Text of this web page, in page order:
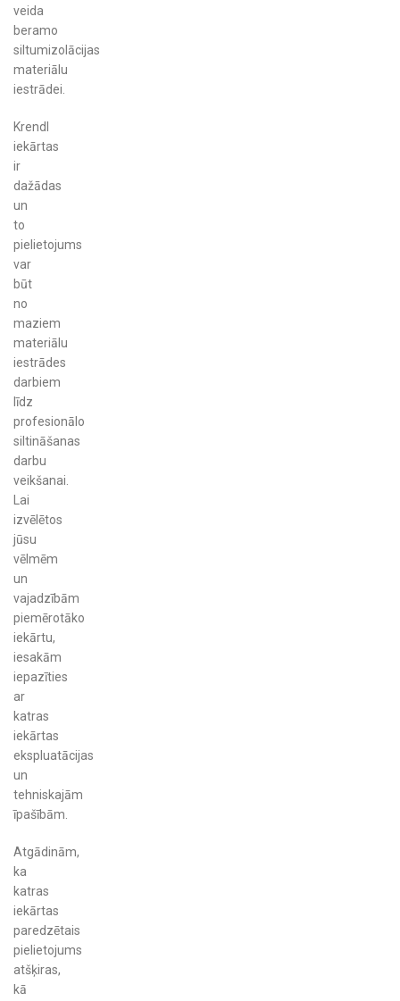
veida
beramo
siltumizolācijas
materiālu
iestrādei.
Krendl
iekārtas
ir
dažādas
un
to
pielietojums
var
būt
no
maziem
materiālu
iestrādes
darbiem
līdz
profesionālo
siltināšanas
darbu
veikšanai.
Lai
izvēlētos
jūsu
vēlmēm
un
vajadzībām
piemērotāko
iekārtu,
iesakām
iepazīties
ar
katras
iekārtas
ekspluatācijas
un
tehniskajām
īpašībām.
Atgādinām,
ka
katras
iekārtas
paredzētais
pielietojums
atšķiras,
kā